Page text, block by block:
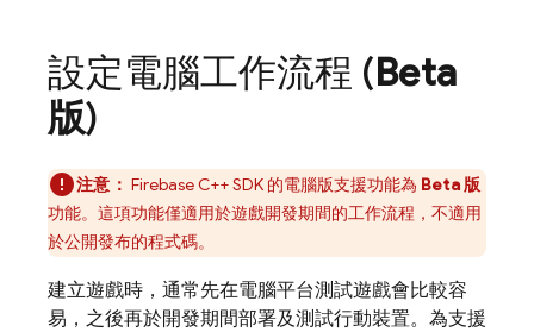
設定電腦工作流程 (Beta
版)
注意： FirebaseC++SDK 的電腦版支援功能為 Beta 版
功能。這項功能僅適用於遊戲開發期間的工作流程，不適用
於公開發布的程式碼。
建立遊戲時，通常先在電腦平台測試遊戲會比較容
易，之後再於開發期間部署及測試行動裝置。為支援